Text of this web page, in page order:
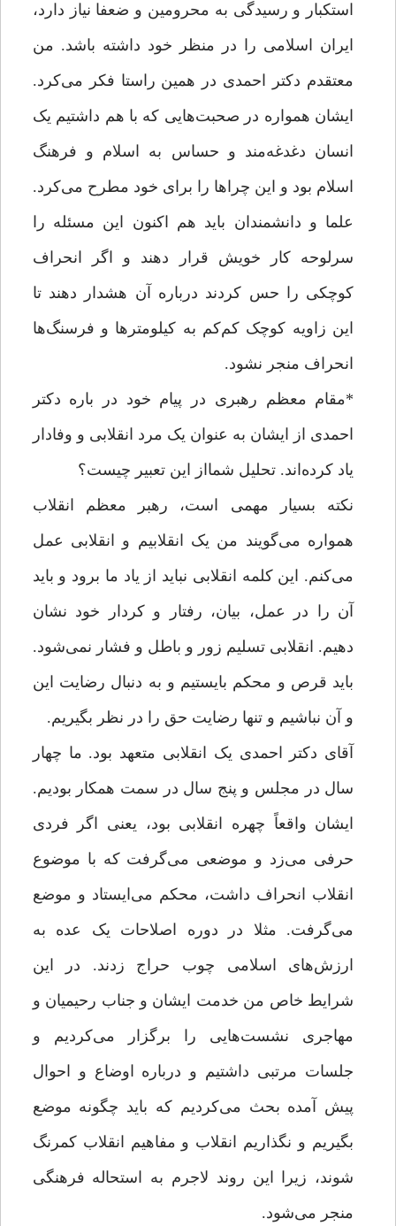
استکبار و رسیدگی به محرومین و ضعفا نیاز دارد،
ایران اسلامی را در منظر خود داشته باشد. من
معتقدم دکتر احمدی در همین راستا فکر می‌کرد.
ایشان همواره در صحبت‌هایی که با هم داشتیم یک
انسان دغدغه‌مند و حساس به اسلام و فرهنگ
اسلام بود و این چراها را برای خود مطرح می‌کرد.
علما و دانشمندان باید هم اکنون این مسئله را
سرلوحه کار خویش قرار دهند و اگر انحراف
کوچکی را حس کردند درباره آن هشدار دهند تا
این زاویه کوچک کم‌کم به کیلومترها و فرسنگ‌ها
انحراف منجر نشود.
*مقام معظم رهبری در پیام خود در باره دکتر
احمدی از ایشان به عنوان یک مرد انقلابی و وفادار
یاد کرده‌اند. تحلیل شمااز این تعبیر چیست؟
نکته بسیار مهمی است، رهبر معظم انقلاب
همواره می‌گویند من یک انقلابیم و انقلابی عمل
می‌کنم. این کلمه انقلابی نباید از یاد ما برود و باید
آن را در عمل، بیان، رفتار و کردار خود نشان
دهیم. انقلابی تسلیم زور و باطل و فشار نمی‌شود.
باید قرص و محکم بایستیم و به دنبال رضایت این
و آن نباشیم و تنها رضایت حق را در نظر بگیریم.
آقای دکتر احمدی یک انقلابی متعهد بود. ما چهار
سال در مجلس و پنج سال در سمت همکار بودیم.
ایشان واقعاً چهره انقلابی بود، یعنی اگر فردی
حرفی می‌زد و موضعی می‌گرفت که با موضوع
انقلاب انحراف داشت، محکم می‌ایستاد و موضع
می‌گرفت. مثلا در دوره اصلاحات یک عده به
ارزش‌های اسلامی چوب حراج ‌زدند. در این
شرایط خاص من خدمت ایشان و جناب رحیمیان و
مهاجری نشست‌هایی را برگزار می‌کردیم و
جلسات مرتبی داشتیم و درباره اوضاع و احوال
پیش آمده بحث می‌کردیم که باید چگونه موضع
بگیریم و نگذاریم انقلاب و مفاهیم انقلاب کمرنگ
شوند، زیرا این روند لاجرم به استحاله فرهنگی
منجر می‌شود.